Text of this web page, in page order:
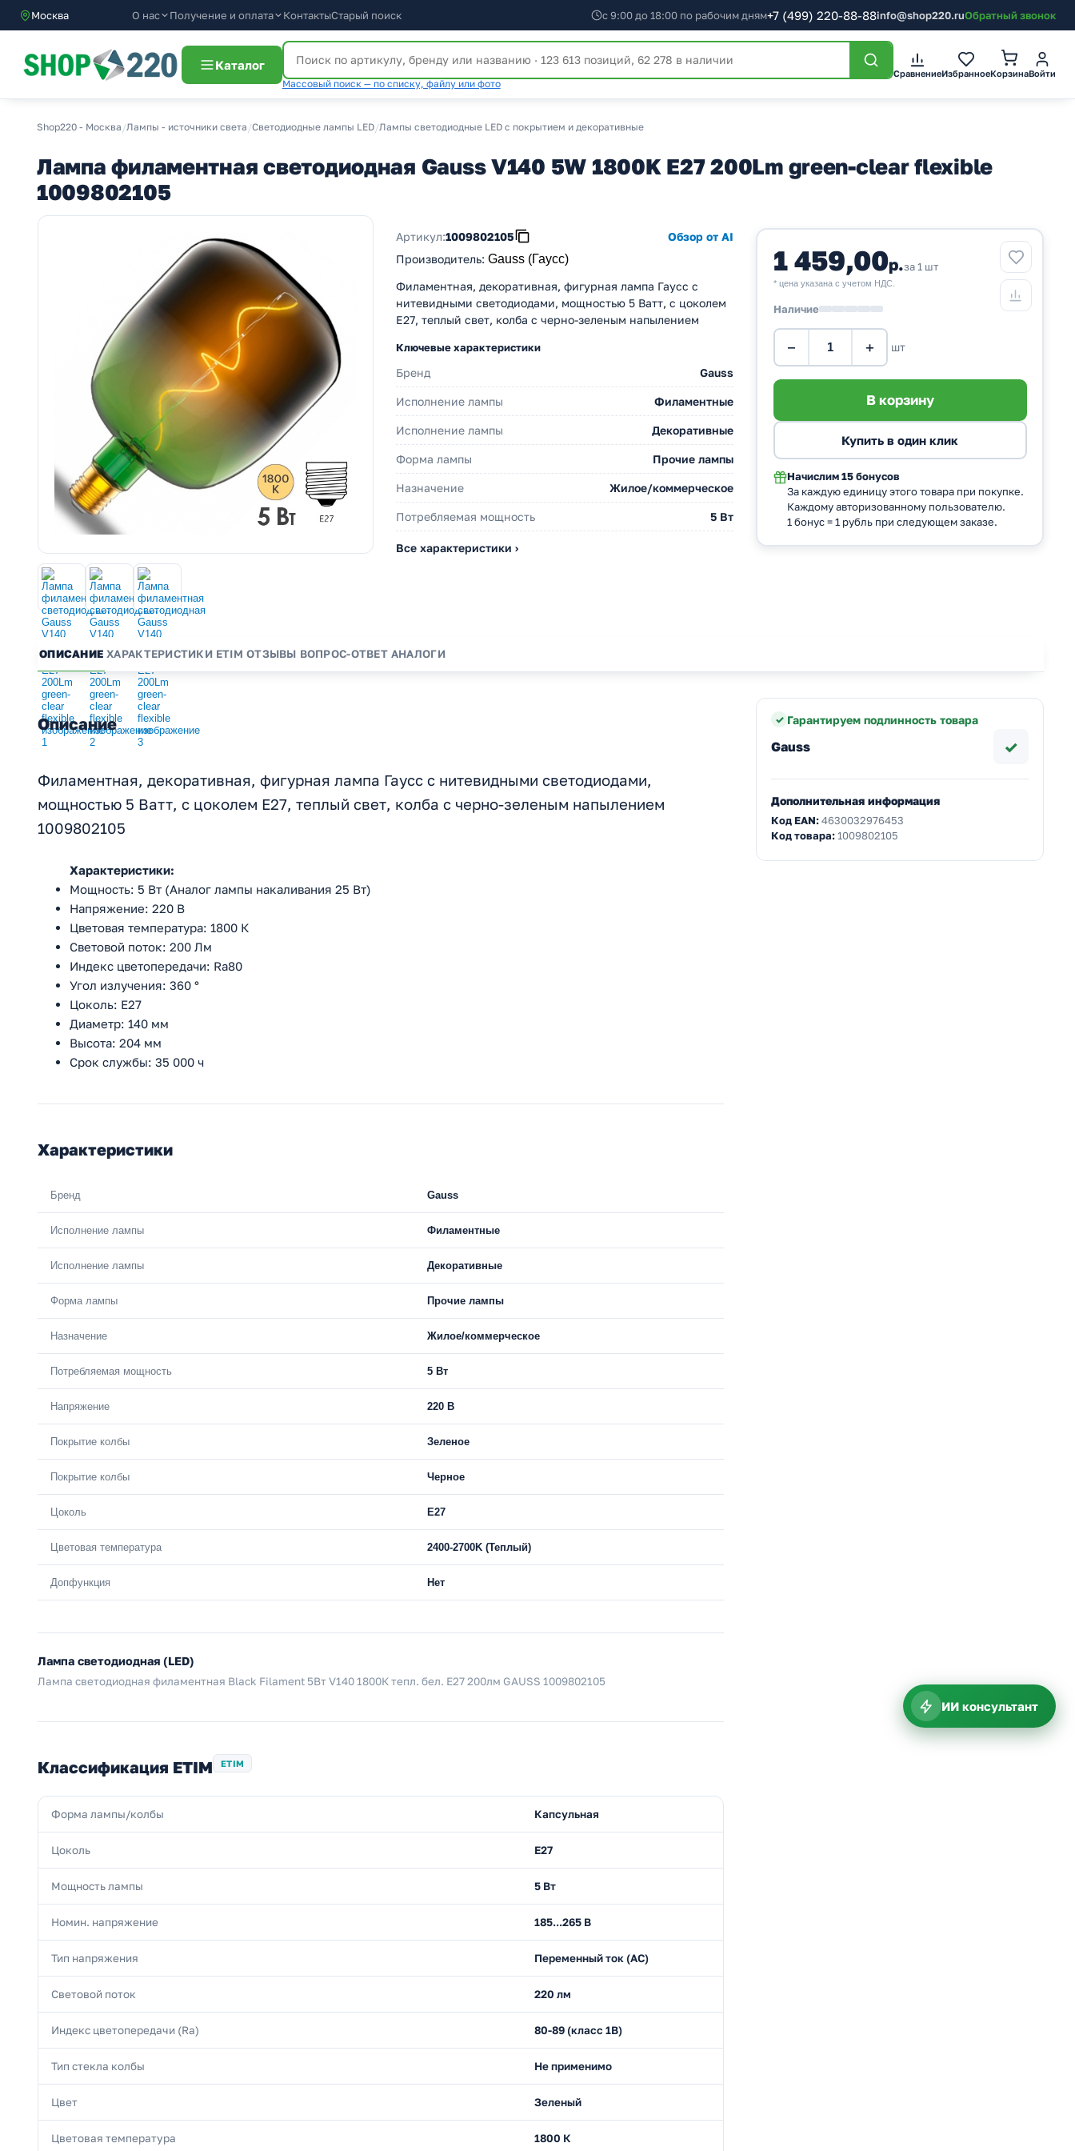
Москва О нас Получение и оплата КонтактыСтарый поиск с 9:00 до 18:00 по рабочим дням+7 (499) 220-88-88info@shop220.ruОбратный звонок
Каталог
Массовый поиск — по списку, файлу или фото
СравнениеИзбранноеКорзинаВойти
Shop220 - Москва /Лампы - источники света /Светодиодные лампы LED/Лампы светодиодные LED с покрытием и декоративные
Лампа филаментная светодиодная Gauss V140 5W 1800K E27 200Lm green-clear flexible
1009802105
Артикул:1009802105
Обзор от AI
Производитель: Gauss (Гаусс)
Филаментная, декоративная, фигурная лампа Гаусс с
нитевидными светодиодами, мощностью 5 Ватт, с цоколем
E27, теплый свет, колба с черно-зеленым напылением
Ключевые характеристики
Бренд Gauss
Исполнение лампы Филаментные
Исполнение лампы Декоративные
Форма лампы Прочие лампы
Назначение Жилое/коммерческое
Потребляемая мощность 5 Вт
Все характеристики ›
1 459,00р.за 1 шт
* цена указана с учетом НДС.
Наличие
− + шт
Начислим 15 бонусов
За каждую единицу этого товара при покупке.
Каждому авторизованному пользователю.
1 бонус = 1 рубль при следующем заказе.
ОПИСАНИЕ ХАРАКТЕРИСТИКИ ETIM ОТЗЫВЫ ВОПРОС-ОТВЕТ АНАЛОГИ
Описание
Филаментная, декоративная, фигурная лампа Гаусс с нитевидными светодиодами,
мощностью 5 Ватт, с цоколем E27, теплый свет, колба с черно-зеленым напылением
1009802105
Характеристики:
Мощность: 5 Вт (Аналог лампы накаливания 25 Вт)
Напряжение: 220 В
Цветовая температура: 1800 К
Световой поток: 200 Лм
Индекс цветопередачи: Ra80
Угол излучения: 360 °
Цоколь: E27
Диаметр: 140 мм
Высота: 204 мм
Срок службы: 35 000 ч
Характеристики
Бренд Gauss
Исполнение лампы Филаментные
Исполнение лампы Декоративные
Форма лампы Прочие лампы
Назначение Жилое/коммерческое
Потребляемая мощность 5 Вт
Напряжение 220 В
Покрытие колбы Зеленое
Покрытие колбы Черное
Цоколь E27
Цветовая температура 2400-2700K (Теплый)
Допфункция Нет
Лампа светодиодная (LED)
Лампа светодиодная филаментная Black Filament 5Вт V140 1800К тепл. бел. E27 200лм GAUSS 1009802105
Классификация ETIM ETIM
Форма лампы/колбы Капсульная
Цоколь E27
Мощность лампы 5 Вт
Номин. напряжение 185...265 В
Тип напряжения Переменный ток (AC)
Световой поток 220 лм
Индекс цветопередачи (Ra) 80-89 (класс 1В)
Тип стекла колбы Не применимо
Цвет Зеленый
Цветовая температура 1800 К
Гарантируем подлинность товара
Gauss ✓
Дополнительная информация
Код EAN:4630032976453
Код товара:1009802105
ИИ консультант